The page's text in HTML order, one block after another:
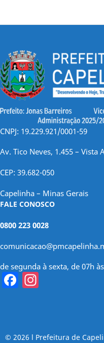
CNPJ: 19.229.921/0001-59
Av. Tico Neves, 1.455 – Vista
CEP: 39.682-050
Capelinha – Minas Gerais
FALE CONOSCO
0800 223 0028
de segunda à sexta, de 07h
Facebook
© 2026 l Prefeitura de